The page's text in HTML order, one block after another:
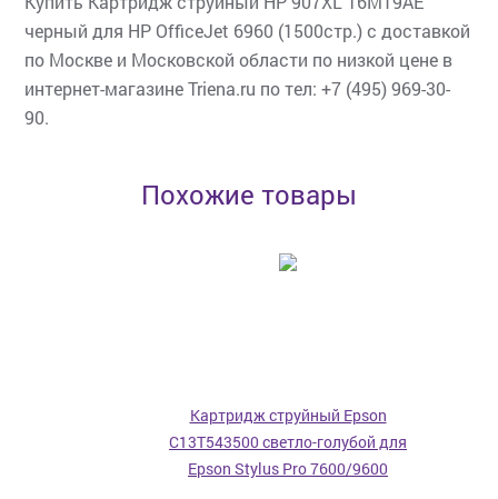
черный для HP OfficeJet 6960 (1500стр.) с доставкой
по Москве и Московской области по низкой цене в
интернет-магазине Triena.ru по тел: +7 (495) 969-30-
90.
Похожие товары
Картридж струйный Epson
C13T543500 светло-голубой для
Epson Stylus Pro 7600/9600